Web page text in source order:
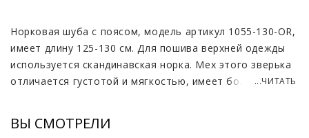
Норковая шуба с поясом, модель артикул 1055-130-OR,
имеет длину 125-130 см. Для пошива верхней одежды
используется скандинавская норка. Мех этого зверька
отличается густотой и мягкостью, имеет более
суровых морозов. Дизайн достаточно простой, но я
...ЧИТАТЬ
ВЫ СМОТРЕЛИ